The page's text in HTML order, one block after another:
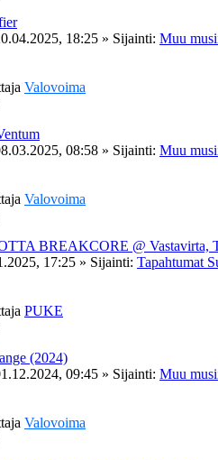
18:25 » Sijainti: Muu
Valovoima
08:58 » Sijainti: Muu
Valovoima
BREAKCORE @ Vastavirta,
17:25 » Sijainti: Tapahtumat
PUKE
(2024)
09:45 » Sijainti: Muu
Valovoima